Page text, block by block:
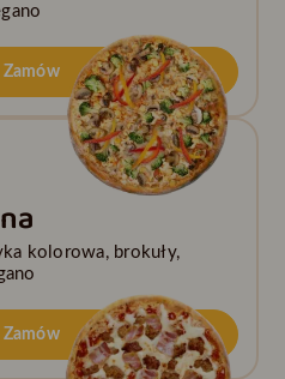
Zamów
kolorowa, brokuły,
Zamów